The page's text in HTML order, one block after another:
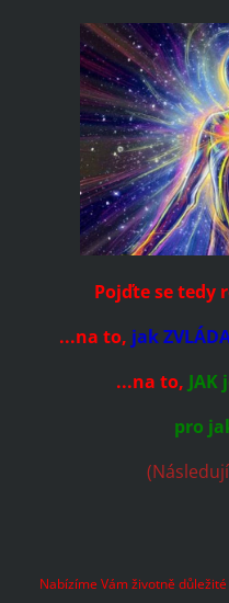
Pojďte se tedy
...na to, jak
...na to, JAK
pro
Nabízíme Vám životně